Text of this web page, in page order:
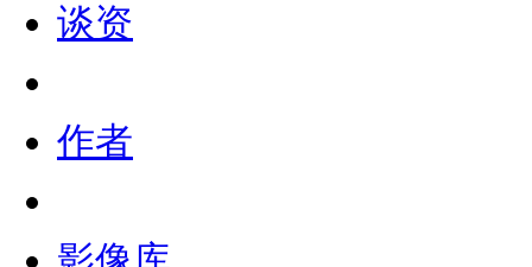
谈资
作者